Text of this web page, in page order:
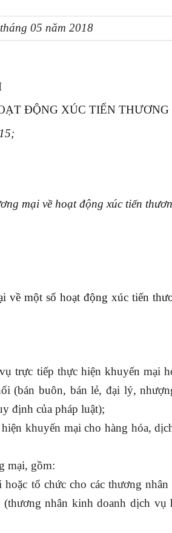
05 năm 2018
ĐỘNG XÚC TIẾN
mại về hoạt động xúc tiến
một số hoạt động xúc tiến
trực tiếp thực hiện khuyến mại
(bán buôn, bán lẻ, đại lý,
định của pháp luật);
khuyến mại cho hàng hóa,
mại, gồm:
tổ chức cho các thương nhân
nhân kinh doanh dịch vụ